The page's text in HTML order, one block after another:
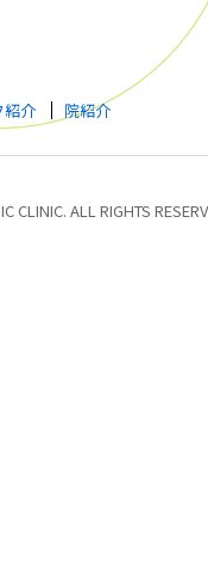
紹介 院紹介
CLINIC. ALL RIGHTS